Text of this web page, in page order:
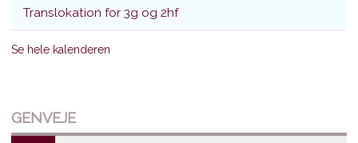
Translokation for 3g og 2hf
Se hele kalenderen
GENVEJE